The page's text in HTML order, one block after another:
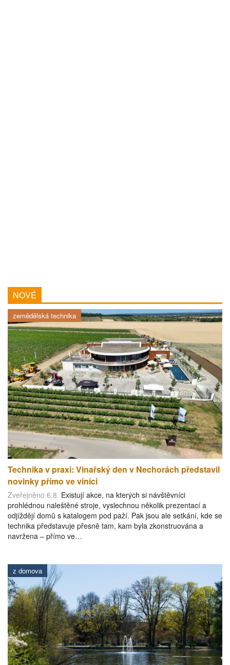
NOVÉ
zemědělská technika
Technika v praxi: Vinařský den v Nechorách představil
novinky přímo ve vinici
Zveřejněno 6.8. Existují akce, na kterých si návštěvníci
prohlédnou naleštěné stroje, vyslechnou několik prezentací a
odjíždějí domů s katalogem pod paží. Pak jsou ale setkání, kde se
technika představuje přesně tam, kam byla zkonstruována a
navržena – přímo ve…
z domova